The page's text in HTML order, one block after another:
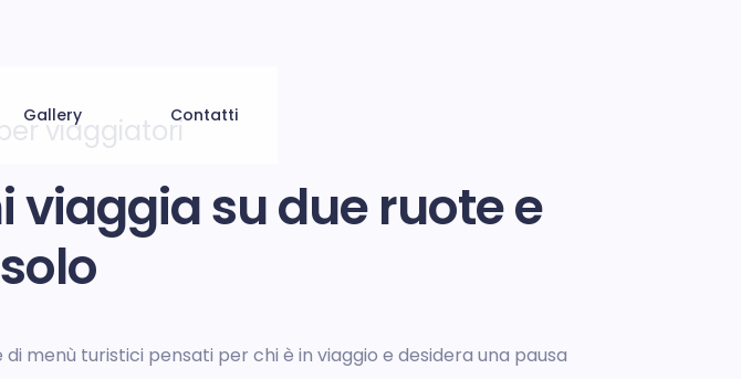
Gallery Contatti
viaggiatori
viaggia su due ruote e
menù turistici pensati per chi è in viaggio e desidera una pausa